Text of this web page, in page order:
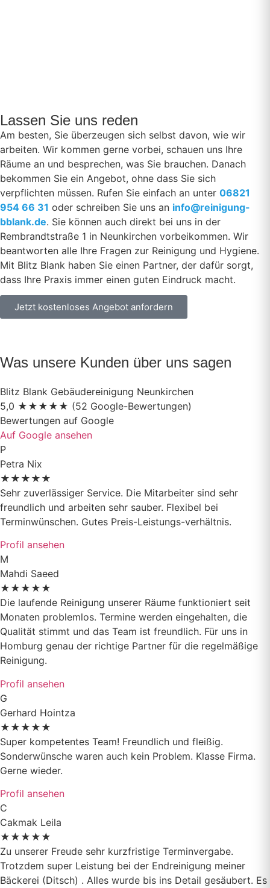
Lassen Sie uns reden
Am besten, Sie überzeugen sich selbst davon, wie wir
arbeiten. Wir kommen gerne vorbei, schauen uns Ihre
Räume an und besprechen, was Sie brauchen. Danach
bekommen Sie ein Angebot, ohne dass Sie sich
verpflichten müssen. Rufen Sie einfach an unter 06821
954 66 31 oder schreiben Sie uns an info@reinigung-
bblank.de. Sie können auch direkt bei uns in der
Rembrandtstraße 1 in Neunkirchen vorbeikommen. Wir
beantworten alle Ihre Fragen zur Reinigung und Hygiene.
Mit Blitz Blank haben Sie einen Partner, der dafür sorgt,
dass Ihre Praxis immer einen guten Eindruck macht.
Jetzt kostenloses Angebot anfordern
Was unsere Kunden über uns sagen
Blitz Blank Gebäudereinigung Neunkirchen
5,0 ★ ★ ★ ★ ★ (52 Google-Bewertungen)
Bewertungen auf Google
Auf Google ansehen
P
Petra Nix
★ ★ ★ ★ ★
Sehr zuverlässiger Service. Die Mitarbeiter sind sehr
freundlich und arbeiten sehr sauber. Flexibel bei
Terminwünschen. Gutes Preis-Leistungs-verhältnis.
Profil ansehen
M
Mahdi Saeed
★ ★ ★ ★ ★
Die laufende Reinigung unserer Räume funktioniert seit
Monaten problemlos. Termine werden eingehalten, die
Qualität stimmt und das Team ist freundlich. Für uns in
Homburg genau der richtige Partner für die regelmäßige
Reinigung.
Profil ansehen
G
Gerhard Hointza
★ ★ ★ ★ ★
Super kompetentes Team! Freundlich und fleißig.
Sonderwünsche waren auch kein Problem. Klasse Firma.
Gerne wieder.
Profil ansehen
C
Cakmak Leila
★ ★ ★ ★ ★
Zu unserer Freude sehr kurzfristige Terminvergabe.
Trotzdem super Leistung bei der Endreinigung meiner
Bäckerei (Ditsch) . Alles wurde bis ins Detail gesäubert. Es